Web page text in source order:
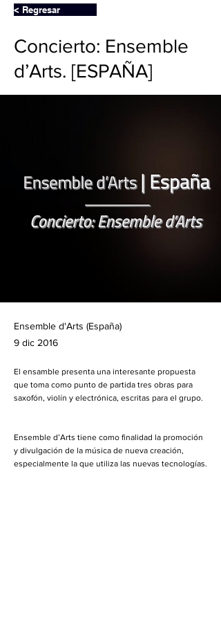
< Regresar
Concierto: Ensemble
d’Arts. [ESPAÑA]
Ensemble d'Arts (España)
9 dic 2016
El ensamble presenta una interesante propuesta
que toma como punto de partida tres obras para
saxofón, violín y electrónica, escritas para el grupo.
Ensemble d’Arts tiene como finalidad la promoción
y divulgación de la música de nueva creación,
especialmente la que utiliza las nuevas tecnologías.